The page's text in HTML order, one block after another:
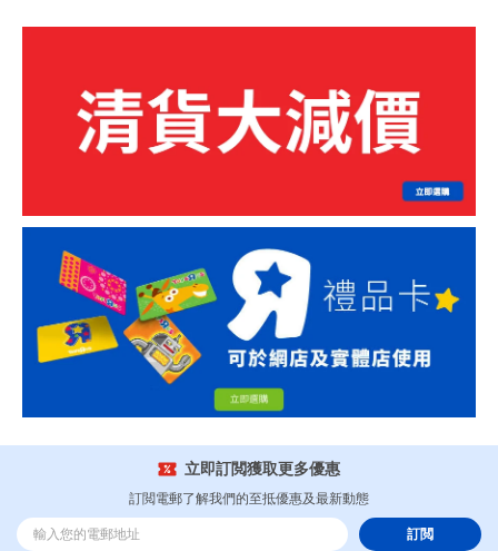
立即訂閲獲取更多優惠
訂閲電郵了解我們的至抵優惠及最新動態
訂閲